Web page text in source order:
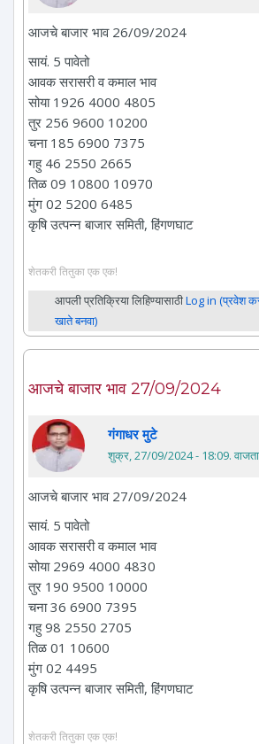
आजचे बाजार भाव 26/09/2024
सायं. 5 पावेतो
आवक सरासरी व कमाल भाव
सोया 1926 4000 4805
तुर 256 9600 10200
चना 185 6900 7375
गहु 46 2550 2665
तिळ 09 10800 10970
मुंग 02 5200 6485
कृषि उत्पन्न बाजार समिती, हिंगणघाट
शेतकरी तितुका एक एक!
आपली प्रतिक्रिया लिहिण्यासाठीLog in (प्रवेश
खाते बनवा)
आजचे बाजार भाव 27/09/2024
गंगाधर मुटे
शुक्र, 27/09/2024 - 18:09.
आजचे बाजार भाव 27/09/2024
सायं. 5 पावेतो
आवक सरासरी व कमाल भाव
सोया 2969 4000 4830
तुर 190 9500 10000
चना 36 6900 7395
गहु 98 2550 2705
तिळ 01 10600
मुंग 02 4495
कृषि उत्पन्न बाजार समिती, हिंगणघाट
शेतकरी तितुका एक एक!